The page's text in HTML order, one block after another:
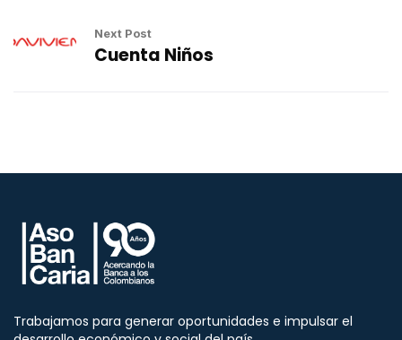
Next Post
Cuenta Niños
Trabajamos para generar oportunidades e impulsar el